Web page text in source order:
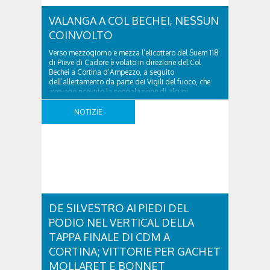
VALANGA A COL BECHEI, NESSUN
COINVOLTO
Verso mezzogiorno e mezza l’elicottero del Suem 118
di Pieve di Cadore è volato in direzione del Col
Bechei a Cortina d’Ampezzo, a seguito
dell’allertamento da parte dei Vigili del fuoco, che
avevano ricevuto la segnalazione di alcuni
testimoni. I chiamanti, che avevano assistito al
distacco, informavano della certezza che non vi
NOTIZIE
DE SILVESTRO AI PIEDI DEL
PODIO NEL VERTICAL DELLA
TAPPA FINALE DI CDM A
CORTINA; VITTORIE PER GACHET
MOLLARET E BONNET